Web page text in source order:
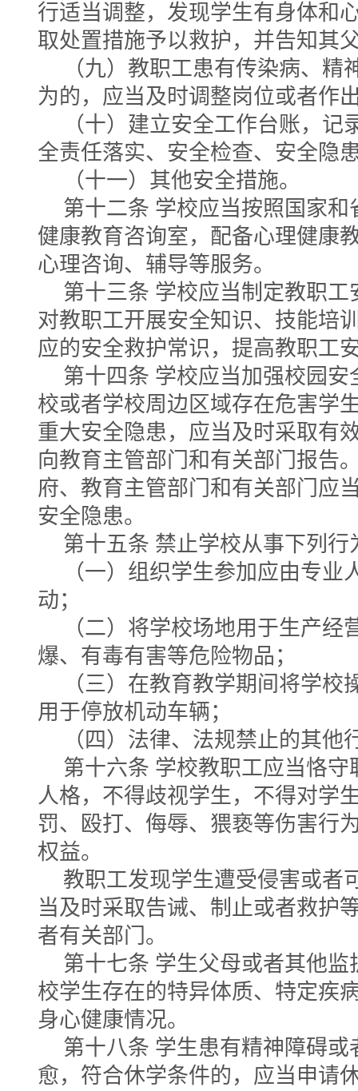
行适当调整，发现学生有身体和
取处置措施予以救护，并告知其
（九）教职工患有传染病、精
为的，应当及时调整岗位或者作
（十）建立安全工作台账，记
全责任落实、安全检查、安全隐
（十一）其他安全措施。
第十二条 学校应当按照国家
健康教育咨询室，配备心理健康
心理咨询、辅导等服务。
第十三条 学校应当制定教职
对教职工开展安全知识、技能培
应的安全救护常识，提高教职工
第十四条 学校应当加强校园
校或者学校周边区域存在危害学
重大安全隐患，应当及时采取有
向教育主管部门和有关部门报告
府、教育主管部门和有关部门应
安全隐患。
第十五条 禁止学校从事下列行
（一）组织学生参加应由专业
动；
（二）将学校场地用于生产经
爆、有毒有害等危险物品；
（三）在教育教学期间将学校
用于停放机动车辆；
（四）法律、法规禁止的其他
第十六条 学校教职工应当恪
人格，不得歧视学生，不得对学
罚、殴打、侮辱、猥亵等伤害行
权益。
教职工发现学生遭受侵害或者
当及时采取告诫、制止或者救护
者有关部门。
第十七条 学生父母或者其他
校学生存在的特异体质、特定疾
身心健康情况。
第十八条 学生患有精神障碍
愈，符合休学条件的，应当申请